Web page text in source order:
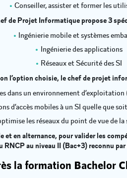
Conseiller, assister et former les
de Projet Informatique propose 3
Ingénierie mobile et systèmes
Ingénierie des applications
Réseaux et Sécurité des SI
l’option choisie, le chef de projet
dans un environnement
d’accès mobiles à un SI quelle que
les réseaux du point de vue de
et en alternance, pour valider les
RNCP au niveau II (Bac+3) reconnu
la formation Bachelor